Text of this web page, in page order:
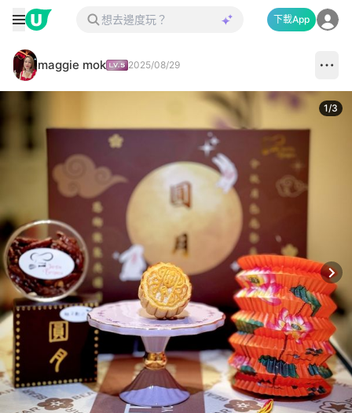
下載App
maggie mok 2025/08/29
1/3